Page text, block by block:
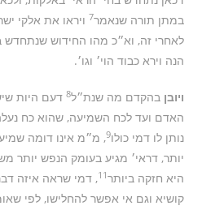
במתן תורה שנאמר7 ויראו את אלקי
לאחרי זה, וא״כ מהו החידוש שנתחדש
הנה וירא כבוד הוי׳ וגו׳.
ויובןבהקדם מה שנת״ל8 דעם היות
האדם ועד לכח השמיעה, שהוא כח
נותן לו דמי כולו9, מ״מ אינו דומה
יותר, דראי׳ מגיע בעומק הנפש
היא חזקה ביותר11, דמי שראה איזה
קושיא וגם אי אפשר להחלישו, לפי